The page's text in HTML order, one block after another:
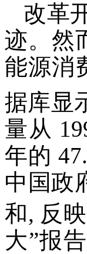
改革
迹。然
能源消
据库显
量从
年的
中国政
和, 反
大”报